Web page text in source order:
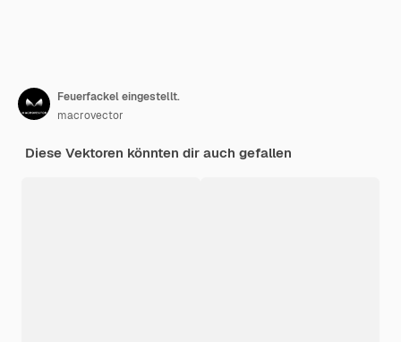
Feuerfackel eingestellt.
macrovector
Diese Vektoren könnten dir auch gefallen